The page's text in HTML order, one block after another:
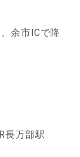
余市ICで降
長万部駅